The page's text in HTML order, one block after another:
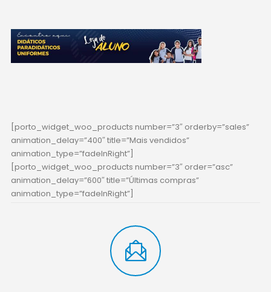
[porto_widget_woo_products number=”3″ orderby=”sales”
animation_delay=”400″ title=”Mais vendidos”
animation_type=”fadeInRight”]
[porto_widget_woo_products number=”3″ order=”asc”
animation_delay=”600″ title=”Últimas compras”
animation_type=”fadeInRight”]